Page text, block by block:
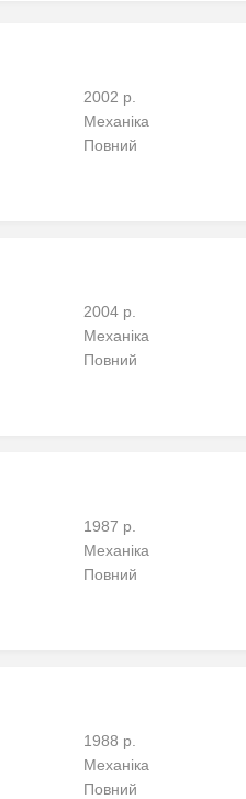
2002 р.
Механіка
Повний
2004 р.
Механіка
Повний
1987 р.
Механіка
Повний
1988 р.
Механіка
Повний